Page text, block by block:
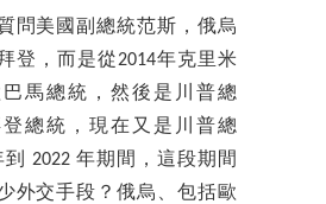
問美國副總統范斯，俄烏
登，而是從2014年克里米
馬總統，然後是川普總
總統，現在又是川普總
到 2022 年期間，這段期間
外交手段？俄烏、包括歐